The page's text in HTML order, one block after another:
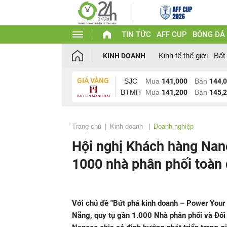
TIN TỨC AFF CUP BÓNG ĐÁ
KINH DOANH Kinh tế thế giới Bất
GIÁ VÀNG SJC Mua 141,000 Bán
BTMH
Mua 141,200 Bán
Trang chủ Kinh doanh Doanh nghiệp
Hội nghị Khách hàng
1000 nhà phân phối toàn
Với chủ đề "Bứt phá kinh doanh – Power
Nẵng, quy tụ gần 1.000 Nhà phân phối và